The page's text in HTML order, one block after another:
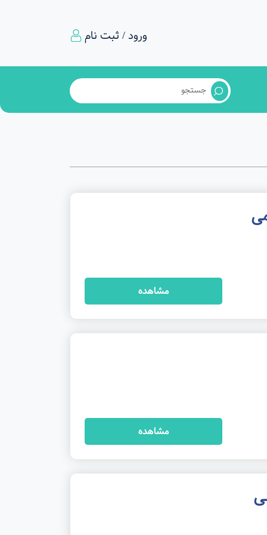
ورود / ثبت نام
مشاهده
مشاهده